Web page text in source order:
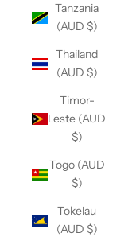
Tanzania
(AUD $)
Thailand
(AUD $)
Timor-
Leste (AUD
$)
Togo (AUD
$)
Tokelau
(AUD $)